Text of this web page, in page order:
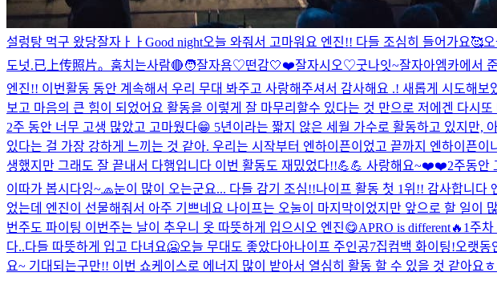
설렁탕 먹구 왔당잘자ㅏㅏ Good night오늘 와줘서 고마워요 엔진!! 다들 조심히 들어가요🥰
도넛.已上传照片。 훔치는사람🔴🧑잘자욤♡떤감🤍❤️잘자시오♡굿나잇~잘자아엠카에서
엔진!! 이번활동 동안 계속해서 우리 무대 봐주고 사랑해주셔서 감사해요 .! 새롭게 시도해
보고 마음의 큰 힘이 되었어요 활동을 이렇게 잘 마무리할수 있다는 것 만으로 저에겐 다시
2주 동안 너무 고생 많았고 고마웠다😁 5년이라는 짧지 않은 세월 가수로 활동하고 있지만,
있다는 걸 가장 강하게 느끼는 것 같아. 우리는 시작부터 엔하이픈이었고 끝까지 엔하이픈이
생했지만 그래도 잘 끝내서 다행입니다 이번 활동도 재밌었다!!💪💪 사랑해요~❤️❤️2주동안
이따가 봅시다잉~ 🧢눈이 많이 오는군요... 다들 감기 조심!!나이프 활동 첫 1위!! 감사합니
었는데 엔진이 선물해줘서 아주 기쁘네요 나이프는 오눌이 마지막이었지만 앞으로 할 일이
번주도 파이팅 이번주는 날이 추우니 옷 따뜻하게 입으시오 엔진😋APRO is different🔥 1주
다..다들 따뜻하게 입고 다녀요🥶오늘 무대도 좋았다아나이프 주인공7집컴백 화이팅!오랫동
요~ 기대되는구만!! 이번 쇼케이스로 에너지 많이 받아서 열심히 활동 할 수 있을 것 같아